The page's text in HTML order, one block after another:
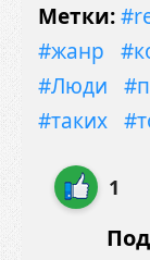
Метки:
#жанр
#Люди
#таких
1